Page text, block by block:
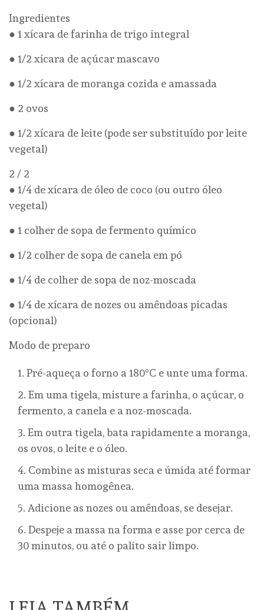
Ingredientes
● 1 xícara de farinha de trigo integral
● 1/2 xícara de açúcar mascavo
● 1/2 xícara de moranga cozida e amassada
● 2 ovos
● 1/2 xícara de leite (pode ser substituído por leite
vegetal)
2 / 2
● 1/4 de xícara de óleo de coco (ou outro óleo
vegetal)
● 1 colher de sopa de fermento químico
● 1/2 colher de sopa de canela em pó
● 1/4 de colher de sopa de noz-moscada
● 1/4 de xícara de nozes ou amêndoas picadas
(opcional)
Modo de preparo
Pré-aqueça o forno a 180ºC e unte uma forma.
Em uma tigela, misture a farinha, o açúcar, o
fermento, a canela e a noz-moscada.
Em outra tigela, bata rapidamente a moranga,
os ovos, o leite e o óleo.
Combine as misturas seca e úmida até formar
uma massa homogênea.
Adicione as nozes ou amêndoas, se desejar.
Despeje a massa na forma e asse por cerca de
30 minutos, ou até o palito sair limpo.